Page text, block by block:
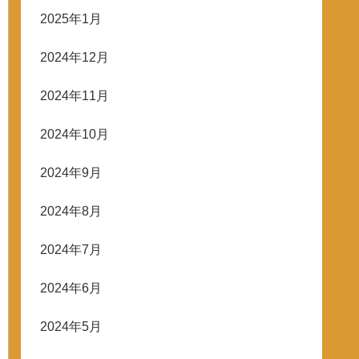
2025年1月
2024年12月
2024年11月
2024年10月
2024年9月
2024年8月
2024年7月
2024年6月
2024年5月